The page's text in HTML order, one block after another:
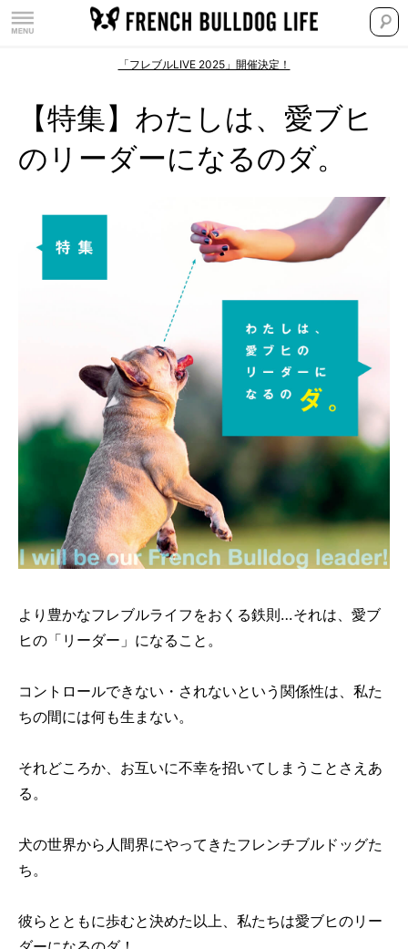
「フレブルLIVE 2025」開催決定！
【特集】わたしは、愛ブヒ
のリーダーになるのダ。
より豊かなフレブルライフをおくる鉄則…それは、愛ブ
ヒの「リーダー」になること。
コントロールできない・されないという関係性は、私た
ちの間には何も生まない。
それどころか、お互いに不幸を招いてしまうことさえあ
る。
犬の世界から人間界にやってきたフレンチブルドッグた
ち。
彼らとともに歩むと決めた以上、私たちは愛ブヒのリー